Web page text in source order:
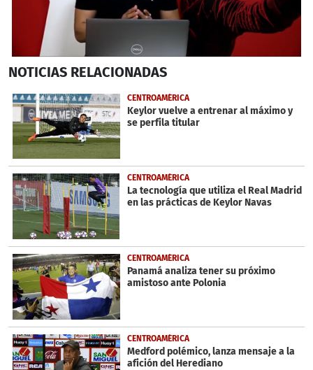
seconds
2
minutes,
seconds
NOTICIAS RELACIONADAS
CENTROAMÉRICA
Keylor vuelve a entrenar al máximo y
se perfila titular
CENTROAMÉRICA
La tecnología que utiliza el Real Madrid
en las prácticas de Keylor Navas
CENTROAMÉRICA
Panamá analiza tener su próximo
amistoso ante Polonia
CENTROAMÉRICA
Medford polémico, lanza mensaje a la
afición del Herediano